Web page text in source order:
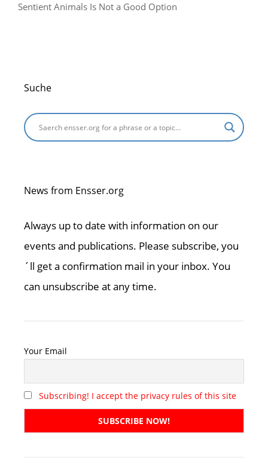
Sentient Animals Is Not a Good Option
Suche
News from Ensser.org
Always up to date with information on our
events and publications. Please subscribe, you
´ll get a confirmation mail in your inbox. You
can unsubscribe at any time.
Your Email
Subscribing! I accept the privacy rules of this site